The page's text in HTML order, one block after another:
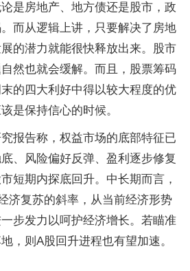
是房地产、地方债还是股市，政
而从逻辑上讲，只要解决了房地
的潜力就能很快释放出来。股市
然也就会缓解。而且，股票筹码
的四大利好中得以较大程度的优
是保持信心的时候。
报告称，权益市场的底部特征已
、风险偏好反弹、盈利逐步修复
短期内探底回升。中长期而言，
济复苏的斜率，从当前经济形势
步发力以呵护经济增长。若瞄准
，则A股回升进程也有望加速。